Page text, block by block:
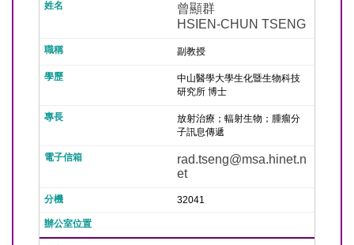
曾顯群
HSIEN-CHUN TSENG
副教授
中山醫學大學生化暨生物科技
研究所 博士
放射治療；輻射生物；腫瘤分
子訊息傳遞
rad.tseng@msa.hinet.n
et
32041